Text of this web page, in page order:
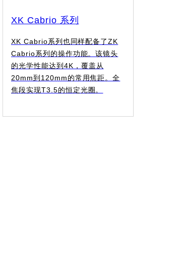
XK Cabrio 系列
XK Cabrio系列也同样配备了ZK
Cabrio系列的操作功能。该镜头
的光学性能达到4K，覆盖从
20mm到120mm的常用焦距。全
焦段实现T3.5的恒定光圈。